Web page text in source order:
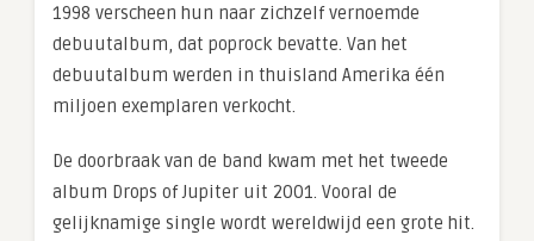
1998 verscheen hun naar zichzelf vernoemde
debuutalbum, dat poprock bevatte. Van het
debuutalbum werden in thuisland Amerika één
miljoen exemplaren verkocht.
De doorbraak van de band kwam met het tweede
album Drops of Jupiter uit 2001. Vooral de
gelijknamige single wordt wereldwijd een grote hit.